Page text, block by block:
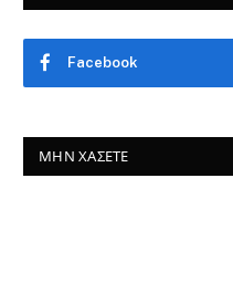
Facebook
ΜΗΝ ΧΆΣΕΤΕ